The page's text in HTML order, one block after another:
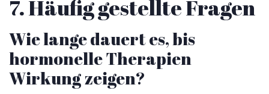
7. Häufig gestellte Fragen
Wie lange dauert es, bis
hormonelle Therapien
Wirkung zeigen?